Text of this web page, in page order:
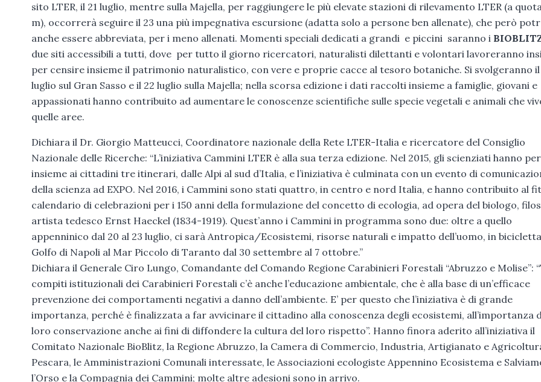
sito LTER, il 21 luglio, mentre sulla Majella, per raggiungere le più elevate stazioni di rilevamento LTER (a
m), occorrerà seguire il 23 una più impegnativa escursione (adatta solo a persone ben allenate), che però
anche essere abbreviata, per i meno allenati. Momenti speciali dedicati a grandi e piccini saranno i
due siti accessibili a tutti, dove per tutto il giorno ricercatori, naturalisti dilettanti e volontari lavoreranno
per censire insieme il patrimonio naturalistico, con vere e proprie cacce al tesoro botaniche. Si svolgeranno
luglio sul Gran Sasso e il 22 luglio sulla Majella; nella scorsa edizione i dati raccolti insieme a famiglie, giovani e
appassionati hanno contribuito ad aumentare le conoscenze scientifiche sulle specie vegetali e animali che
quelle aree.
Dichiara il Dr. Giorgio Matteucci, Coordinatore nazionale della Rete LTER-Italia e ricercatore del Consiglio
Nazionale delle Ricerche: “L’iniziativa Cammini LTER è alla sua terza edizione. Nel 2015, gli scienziati hanno
insieme ai cittadini tre itinerari, dalle Alpi al sud d’Italia, e l’iniziativa è culminata con un evento di
della scienza ad EXPO. Nel 2016, i Cammini sono stati quattro, in centro e nord Italia, e hanno contribuito al
calendario di celebrazioni per i 150 anni della formulazione del concetto di ecologia, ad opera del biologo,
artista tedesco Ernst Haeckel (1834-1919). Quest’anno i Cammini in programma sono due: oltre a quello
appenninico dal 20 al 23 luglio, ci sarà Antropica/Ecosistemi, risorse naturali e impatto dell’uomo, in
Golfo di Napoli al Mar Piccolo di Taranto dal 30 settembre al 7 ottobre.”
Dichiara il Generale Ciro Lungo, Comandante del Comando Regione Carabinieri Forestali “Abruzzo e Molise”:
compiti istituzionali dei Carabinieri Forestali c’è anche l’educazione ambientale, che è alla base di un’efficace
prevenzione dei comportamenti negativi a danno dell’ambiente. E’ per questo che l’iniziativa è di grande
importanza, perché è finalizzata a far avvicinare il cittadino alla conoscenza degli ecosistemi, all’importanza
loro conservazione anche ai fini di diffondere la cultura del loro rispetto”. Hanno finora aderito all’iniziativa il
Comitato Nazionale BioBlitz, la Regione Abruzzo, la Camera di Commercio, Industria, Artigianato e
Pescara, le Amministrazioni Comunali interessate, le Associazioni ecologiste Appennino Ecosistema e
l’Orso e la Compagnia dei Cammini; molte altre adesioni sono in arrivo.